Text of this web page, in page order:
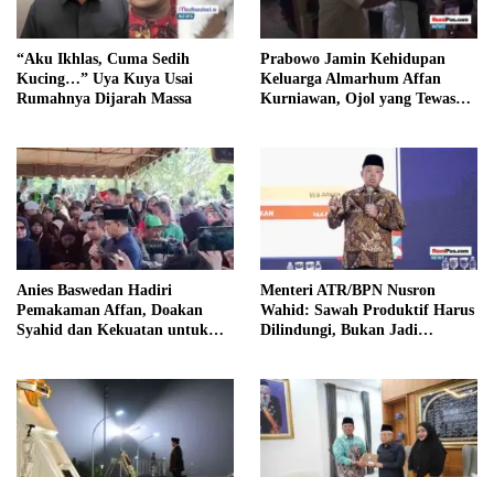
“Aku Ikhlas, Cuma Sedih
Kucing…” Uya Kuya Usai
Rumahnya Dijarah Massa
Prabowo Jamin Kehidupan
Keluarga Almarhum Affan
Kurniawan, Ojol yang Tewas
Anies Baswedan Hadiri
Pemakaman Affan, Doakan
Syahid dan Kekuatan untuk
Menteri ATR/BPN Nusron
Wahid: Sawah Produktif Harus
Dilindungi, Bukan Jadi